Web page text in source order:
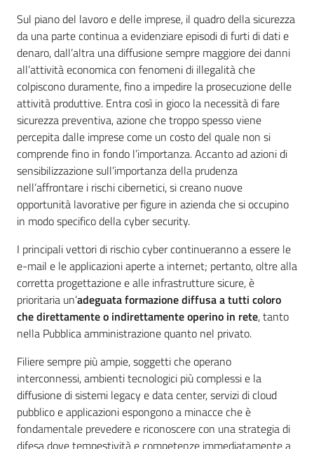
Sul piano del lavoro e delle imprese, il quadro della sicurezza
da una parte continua a evidenziare episodi di furti di dati e
denaro, dall’altra una diffusione sempre maggiore dei danni
all’attività economica con fenomeni di illegalità che
colpiscono duramente, fino a impedire la prosecuzione delle
attività produttive. Entra così in gioco la necessità di fare
sicurezza preventiva, azione che troppo spesso viene
percepita dalle imprese come un costo del quale non si
comprende fino in fondo l’importanza. Accanto ad azioni di
sensibilizzazione sull’importanza della prudenza
nell’affrontare i rischi cibernetici, si creano nuove
opportunità lavorative per figure in azienda che si occupino
in modo specifico della cyber security.
I principali vettori di rischio cyber continueranno a essere le
e-mail e le applicazioni aperte a internet; pertanto, oltre alla
corretta progettazione e alle infrastrutture sicure, è
prioritaria un’adeguata formazione diffusa a tutti coloro
che direttamente o indirettamente operino in rete, tanto
nella Pubblica amministrazione quanto nel privato.
Filiere sempre più ampie, soggetti che operano
interconnessi, ambienti tecnologici più complessi e la
diffusione di sistemi legacy e data center, servizi di cloud
pubblico e applicazioni espongono a minacce che è
fondamentale prevedere e riconoscere con una strategia di
difesa dove tempestività e competenze immediatamente a